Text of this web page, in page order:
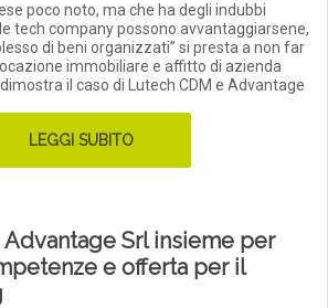
poco noto, ma che ha degli indubbi
tech company possono avvantaggiarsene,
di beni organizzati” si presta a non far
immobiliare e affitto di azienda
il caso di Lutech CDM e Advantage
LEGGI SUBITO
Srl insieme per
e offerta per il